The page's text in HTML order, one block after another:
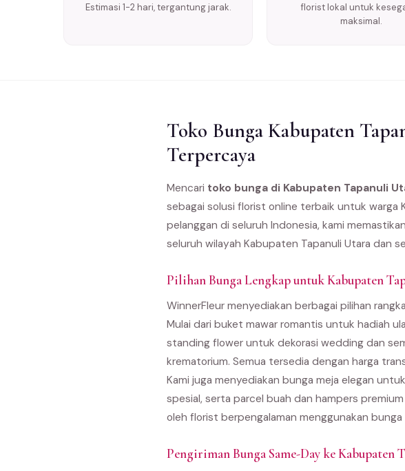
Estimasi 1-2 hari, tergantung jarak.
florist lokal untuk
maksimal.
Toko Bunga Kabupaten
Terpercaya
Mencari toko bunga di Kabupaten Tapanuli
sebagai solusi florist online terbaik untuk warga
pelanggan di seluruh Indonesia, kami
seluruh wilayah Kabupaten Tapanuli Utara dan
Pilihan Bunga Lengkap untuk Kabupaten
WinnerFleur menyediakan berbagai pilihan
Mulai dari buket mawar romantis untuk hadiah
standing flower untuk dekorasi wedding dan
krematorium. Semua tersedia dengan harga
Kami juga menyediakan bunga meja elegan
spesial, serta parcel buah dan hampers
oleh florist berpengalaman menggunakan
Pengiriman Bunga Same-Day ke Kabupaten